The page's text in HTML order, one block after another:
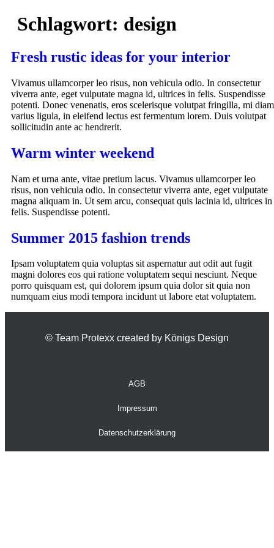
Schlagwort: design
Fresh rustic ideas for your interior
Vivamus ullamcorper leo risus, non vehicula odio. In consectetur
viverra ante, eget vulputate magna id, ultrices in felis. Suspendisse
potenti. Donec venenatis, eros scelerisque volutpat fringilla, mi diam
varius ligula, in eleifend lectus est fermentum lorem. Duis volutpat
sollicitudin ante ac hendrerit.
Warm winter weekend
Nam et urna ante, vitae pretium lacus. Vivamus ullamcorper leo
risus, non vehicula odio. In consectetur viverra ante, eget vulputate
magna aliquam in. Ut sem arcu, consequat quis lacinia id, ultrices in
felis. Suspendisse potenti.
Summer 2015 fashion trends
Ipsam voluptatem quia voluptas sit aspernatur aut odit aut fugit
magni dolores eos qui ratione voluptatem sequi nesciunt. Neque
porro quisquam est, qui dolorem ipsum quia dolor sit quia non
numquam eius modi tempora incidunt ut labore etat voluptatem.
© Team Protexx created by Königs Design
AGB
Impressum
Datenschutzerklärung